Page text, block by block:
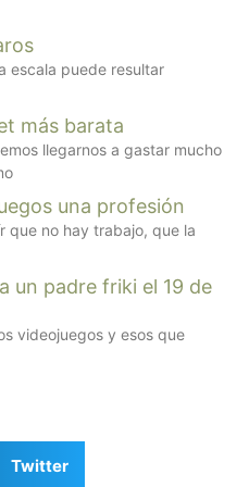
escala puede resultar
más barata
llegarnos a gastar mucho
una profesión
que no hay trabajo, que la
un padre friki el 19 de
videojuegos y esos que
Twitter